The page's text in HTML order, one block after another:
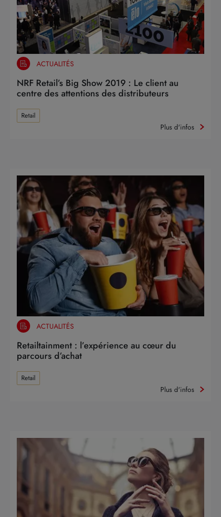
ACTUALITÉS
NRF Retail’s Big Show 2019 : Le client au
centre des attentions des distributeurs
Retail
Plus d'infos
ACTUALITÉS
Retailtainment : l’expérience au cœur du
parcours d’achat
Retail
Plus d'infos